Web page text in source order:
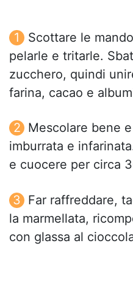
Scottare le
pelarle e tritarle.
zucchero, quindi
farina, cacao e
Mescolare bene
imburrata e
e cuocere per circa
Far raffreddare,
la marmellata,
con glassa al